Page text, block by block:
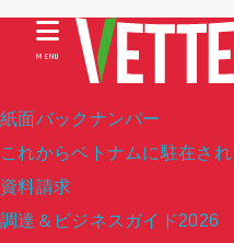
紙面バックナンバー
これからベトナムに駐在さ
資料請求
調達＆ビジネスガイド2026
MENU